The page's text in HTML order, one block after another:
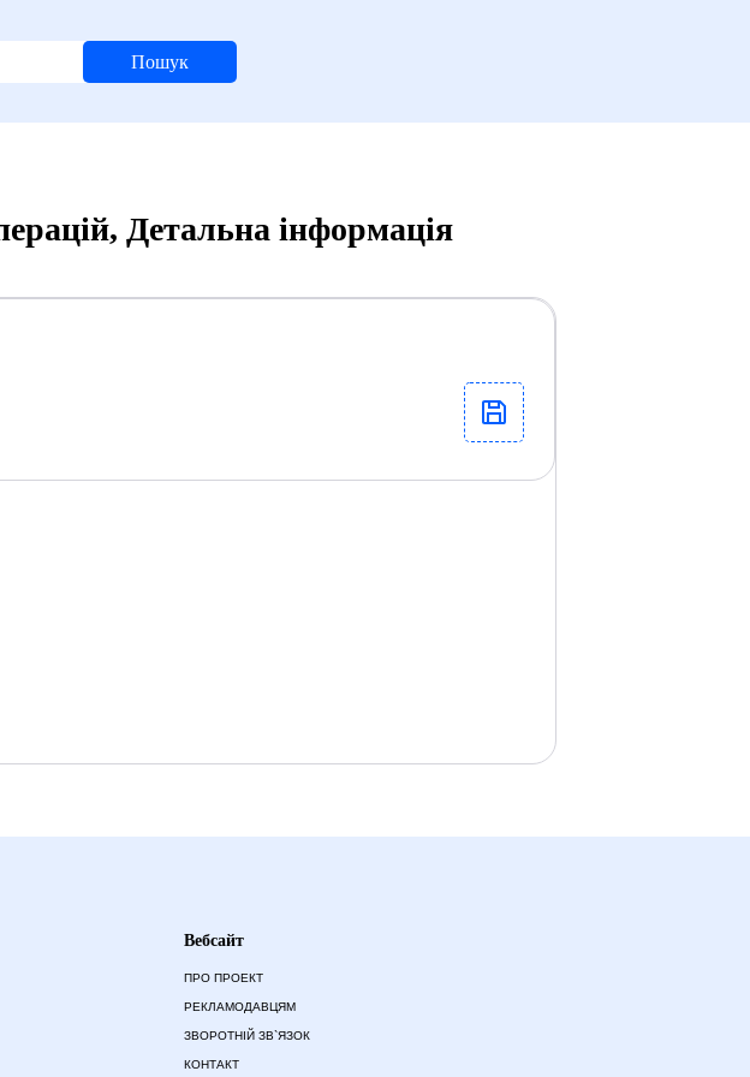
Пошук
Детальна інформація
Вебсайт
ПРО ПРОЕКТ
РЕКЛАМОДАВЦЯМ
ЗВОРОТНІЙ ЗВ`ЯЗОК
КОНТАКТ